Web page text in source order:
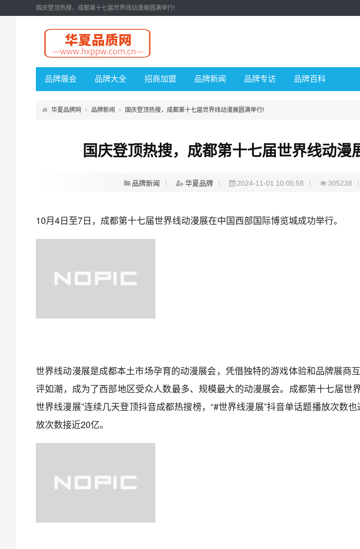
国庆登顶热搜，成都第十七届世界线动漫展圆满举行!
品牌展会 品牌大全 招商加盟 品牌新闻 品牌专访 品牌百科
华夏品牌网 品牌新闻 国庆登顶热搜，成都第十七届世界线动漫展圆满举行!
国庆登顶热搜，成都第十七届世界线动漫
品牌新闻 华夏品牌 2024-11-01 10:05:58 305238
10月4日至7日，成都第十七届世界线动漫展在中国西部国际博览城成功举行。
世界线动漫展是成都本土市场孕育的动漫展会，凭借独特的游戏体验和品牌展商
评如潮，成为了西部地区受众人数最多、规模最大的动漫展会。成都第十七届世
世界线漫展”连续几天登顶抖音成都热搜榜，“#世界线漫展”抖音单话题播放次数
放次数接近20亿。